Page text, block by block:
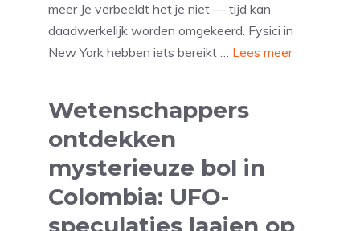
meer Je verbeeldt het je niet — tijd kan
daadwerkelijk worden omgekeerd. Fysici in
New York hebben iets bereikt … Lees meer
Wetenschappers
ontdekken
mysterieuze bol in
Colombia: UFO-